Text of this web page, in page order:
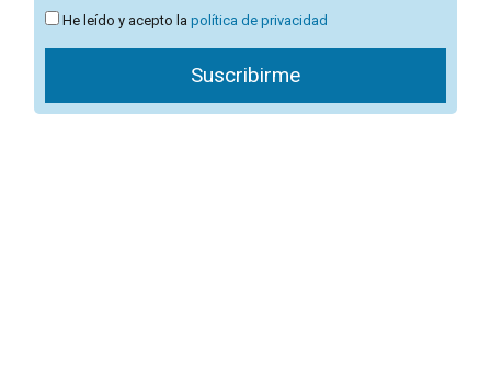
He leído y acepto lapolítica de privacidad
Suscribirme